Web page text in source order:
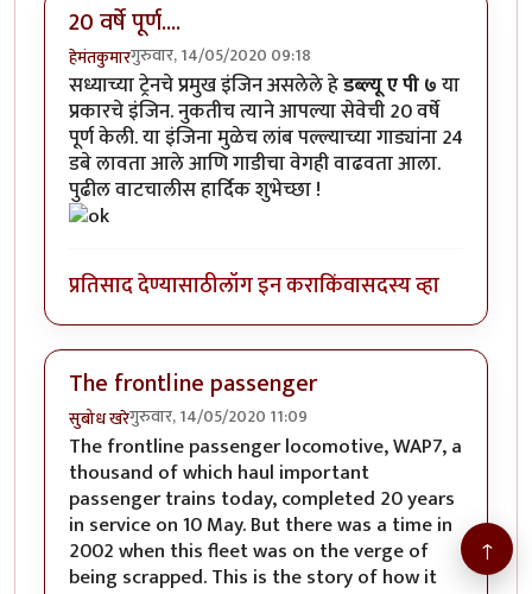
20 वर्षे पूर्ण....
हेमंतकुमारगुरुवार, 14/05/2020 09:18
सध्याच्या ट्रेनचे प्रमुख इंजिन असलेले हेडब्ल्यू ए पी ७या
प्रकारचे इंजिन. नुकतीच त्याने आपल्या सेवेची 20 वर्षे
पूर्ण केली. या इंजिना मुळेच लांब पल्ल्याच्या गाड्यांना 24
डबे लावता आले आणि गाडीचा वेगही वाढवता आला.
पुढील वाटचालीस हार्दिक शुभेच्छा !
प्रतिसाद देण्यासाठीलॉग इन कराकिंवासदस्य व्हा
The frontline passenger
सुबोध खरेगुरुवार, 14/05/2020 11:09
The frontline passenger locomotive, WAP7, a
thousand of which haul important
passenger trains today, completed 20 years
in service on 10 May. But there was a time in
2002 when this fleet was on the verge of
being scrapped. This is the story of how it
↑